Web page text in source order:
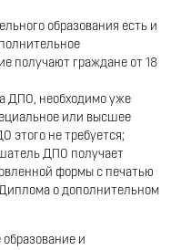
образования есть и
получают граждане от 18
ДПО, необходимо уже
или высшее
этого не требуется;
ДПО получает
формы с печатью
о дополнительном
и